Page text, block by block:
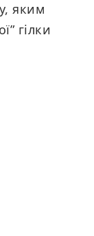
яким
гілки